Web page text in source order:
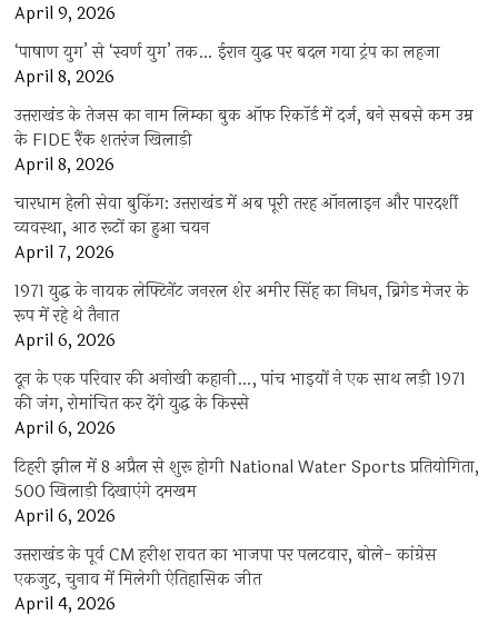
April 9, 2026
‘पाषाण युग’ से ‘स्वर्ण युग’ तक… ईरान युद्ध पर बदल गया ट्रंप का लहजा
April 8, 2026
उत्तराखंड के तेजस का नाम लिम्का बुक ऑफ रिकॉर्ड में दर्ज, बने सबसे कम उम्र
के FIDE रैंक शतरंज खिलाड़ी
April 8, 2026
चारधाम हेली सेवा बुकिंग: उत्तराखंड में अब पूरी तरह ऑनलाइन और पारदर्शी
व्यवस्था, आठ रूटों का हुआ चयन
April 7, 2026
1971 युद्ध के नायक लेफ्टिनेंट जनरल शेर अमीर सिंह का निधन, ब्रिगेड मेजर के
रूप में रहे थे तैनात
April 6, 2026
दून के एक परिवार की अनोखी कहानी…, पांच भाइयों ने एक साथ लड़ी 1971
की जंग, रोमांचित कर देंगे युद्ध के किस्से
April 6, 2026
टिहरी झील में 8 अप्रैल से शुरू होगी National Water Sports प्रतियोगिता,
500 खिलाड़ी दिखाएंगे दमखम
April 6, 2026
उत्तराखंड के पूर्व CM हरीश रावत का भाजपा पर पलटवार, बोले- कांग्रेस
एकजुट, चुनाव में मिलेगी ऐतिहासिक जीत
April 4, 2026